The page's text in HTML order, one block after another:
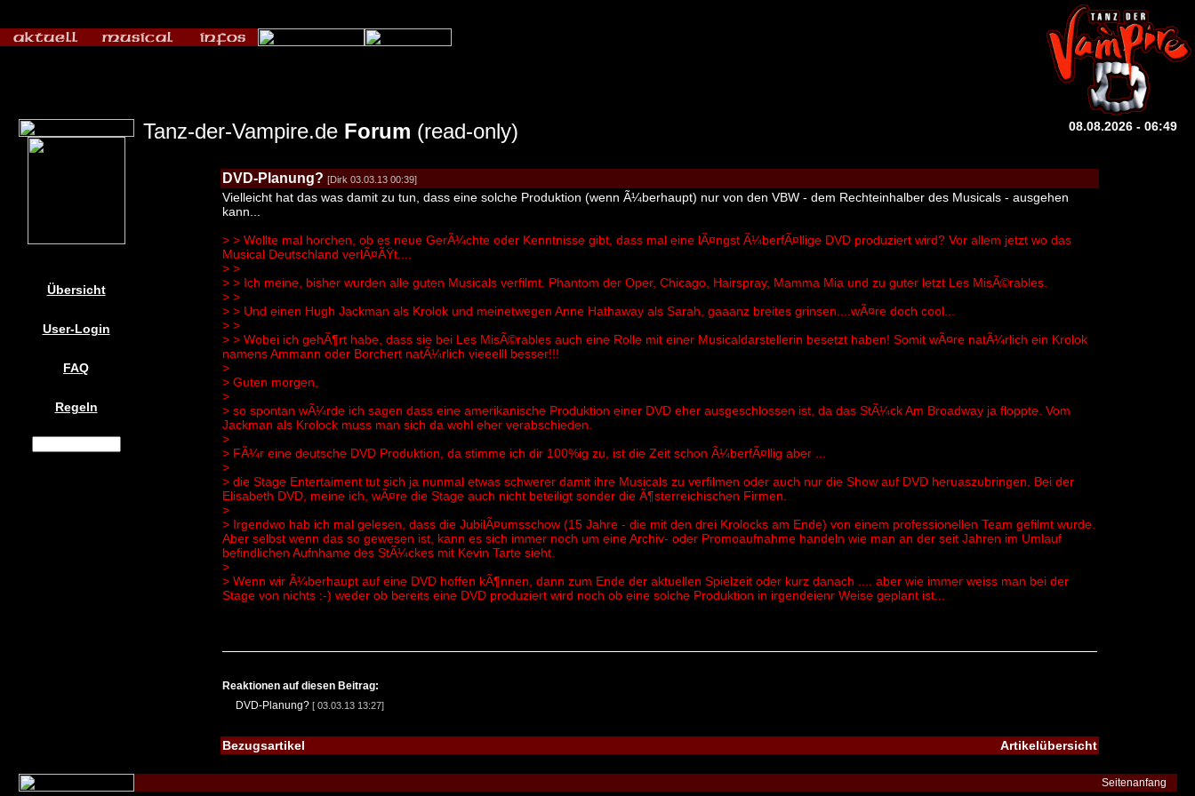
Übersicht
User-Login
FAQ
Regeln
Tanz-der-Vampire.de Forum (read-only) 08.08.2026 - 06:49
DVD-Planung? [Dirk 03.03.13 00:39]
Vielleicht hat das was damit zu tun, dass eine solche Produktion (wenn Ã¼berhaupt) nur von den VBW - dem Rechteinhalber des Musicals - ausgehen
kann...
> > Wollte mal horchen, ob es neue GerÃ¼chte oder Kenntnisse gibt, dass mal eine lÃ¤ngst Ã¼berfÃ¤llige DVD produziert wird? Vor allem jetzt wo das
Musical Deutschland verlÃ¤ÃŸt....
> >
> > Ich meine, bisher wurden alle guten Musicals verfilmt. Phantom der Oper, Chicago, Hairspray, Mamma Mia und zu guter letzt Les MisÃ©rables.
> >
> > Und einen Hugh Jackman als Krolok und meinetwegen Anne Hathaway als Sarah, gaaanz breites grinsen....wÃ¤re doch cool...
> >
> > Wobei ich gehÃ¶rt habe, dass sie bei Les MisÃ©rables auch eine Rolle mit einer Musicaldarstellerin besetzt haben! Somit wÃ¤re natÃ¼rlich ein Krolok
namens Ammann oder Borchert natÃ¼rlich vieeelll besser!!!
>
> Guten morgen,
>
> so spontan wÃ¼rde ich sagen dass eine amerikanische Produktion einer DVD eher ausgeschlossen ist, da das StÃ¼ck Am Broadway ja floppte. Vom
Jackman als Krolock muss man sich da wohl eher verabschieden.
>
> FÃ¼r eine deutsche DVD Produktion, da stimme ich dir 100%ig zu, ist die Zeit schon Ã¼berfÃ¤llig aber ...
>
> die Stage Entertaiment tut sich ja nunmal etwas schwerer damit ihre Musicals zu verfilmen oder auch nur die Show auf DVD heruaszubringen. Bei der
Elisabeth DVD, meine ich, wÃ¤re die Stage auch nicht beteiligt sonder die Ã¶sterreichischen Firmen.
>
> Irgendwo hab ich mal gelesen, dass die JubilÃ¤umsschow (15 Jahre - die mit den drei Krolocks am Ende) von einem professionellen Team gefilmt wurde.
Aber selbst wenn das so gewesen ist, kann es sich immer noch um eine Archiv- oder Promoaufnahme handeln wie man an der seit Jahren im Umlauf
befindlichen Aufnhame des StÃ¼ckes mit Kevin Tarte sieht.
>
> Wenn wir Ã¼berhaupt auf eine DVD hoffen kÃ¶nnen, dann zum Ende der aktuellen Spielzeit oder kurz danach .... aber wie immer weiss man bei der
Stage von nichts :-) weder ob bereits eine DVD produziert wird noch ob eine solche Produktion in irgendeienr Weise geplant ist...
Reaktionen auf diesen Beitrag:
DVD-Planung? [ 03.03.13 13:27]
Bezugsartikel Artikelübersicht
Seitenanfang